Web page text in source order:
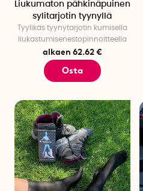
Liukumaton pähkinäpuinen
sylitarjotin tyynyllä
Tyylikäs tyynytarjotin kumisella
liukastumisenestopinnoitteella
alkaen 62.62 €
Osta